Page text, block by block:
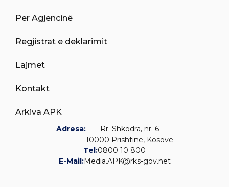
Per Agjencinë
Regjistrat e deklarimit
Lajmet
Kontakt
Arkiva APK
Adresa:
Rr. Shkodra, nr. 6
10000 Prishtinë, Kosovë
Tel:0800 10 800
E-Mail:Media.APK@rks-gov.net